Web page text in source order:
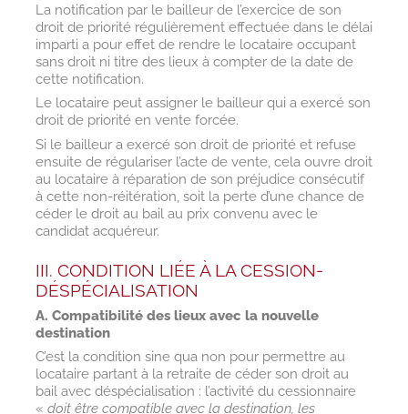
La notification par le bailleur de l’exercice de son
droit de priorité régulièrement effectuée dans le délai
imparti a pour effet de rendre le locataire occupant
sans droit ni titre des lieux à compter de la date de
cette notification.
Le locataire peut assigner le bailleur qui a exercé son
droit de priorité en vente forcée.
Si le bailleur a exercé son droit de priorité et refuse
ensuite de régulariser l’acte de vente, cela ouvre droit
au locataire à réparation de son préjudice consécutif
à cette non-réitération, soit la perte d’une chance de
céder le droit au bail au prix convenu avec le
candidat acquéreur.
III. CONDITION LIÉE À LA CESSION-
DÉSPÉCIALISATION
A. Compatibilité des lieux avec la nouvelle
destination
C’est la condition sine qua non pour permettre au
locataire partant à la retraite de céder son droit au
bail avec déspécialisation : l’activité du cessionnaire
« doit être compatible avec la destination, les